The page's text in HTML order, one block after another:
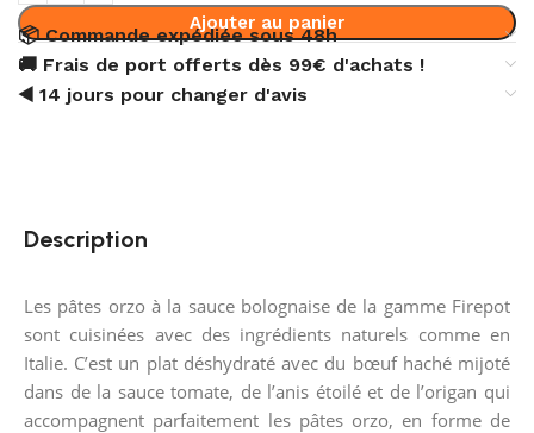
Ajouter au panier
📦 Commande expédiée sous 48h
🚚 Frais de port offerts dès 99€ d'achats !
◀️ 14 jours pour changer d'avis
Description
Les pâtes orzo à la sauce bolognaise de la gamme Firepot
sont cuisinées avec des ingrédients naturels comme en
Italie. C’est un plat déshydraté avec du bœuf haché mijoté
dans de la sauce tomate, de l’anis étoilé et de l’origan qui
accompagnent parfaitement les pâtes orzo, en forme de